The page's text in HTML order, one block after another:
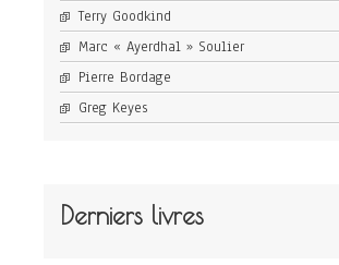
Terry Goodkind
Marc « Ayerdhal » Soulier
Pierre Bordage
Greg Keyes
Derniers livres